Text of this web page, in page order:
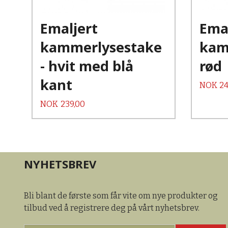
Emaljert
kammerlysestake
- hvit med blå
kant
Pris
NOK 239,00
rød
Pris
NOK
NYHETSBREV
Bli blant de første som får vite om nye produkter og
tilbud ved å registrere deg på vårt nyhetsbrev.